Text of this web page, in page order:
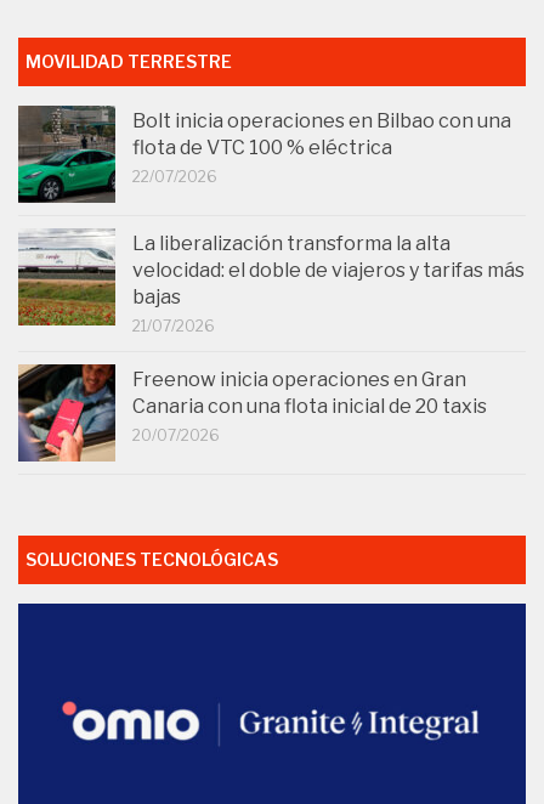
MOVILIDAD TERRESTRE
Bolt inicia operaciones en Bilbao con una
flota de VTC 100 % eléctrica
22/07/2026
La liberalización transforma la alta
velocidad: el doble de viajeros y tarifas más
bajas
21/07/2026
Freenow inicia operaciones en Gran
Canaria con una flota inicial de 20 taxis
20/07/2026
SOLUCIONES TECNOLÓGICAS